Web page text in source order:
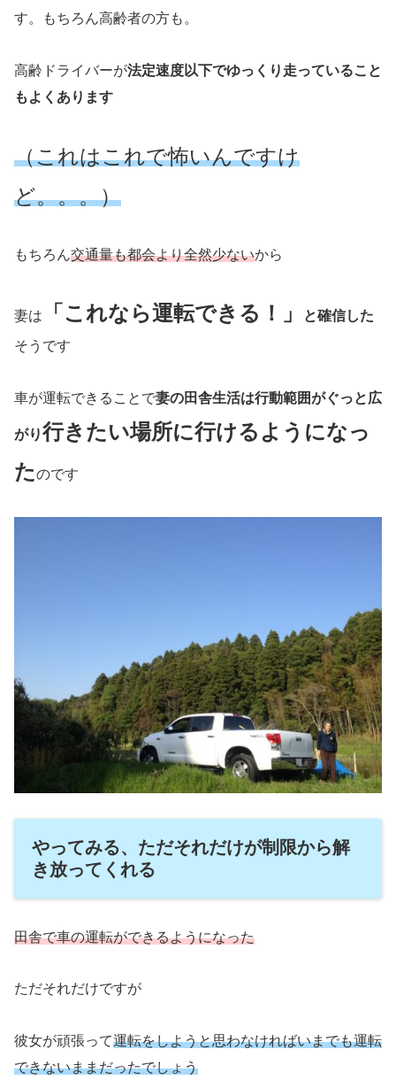
す。もちろん高齢者の方も。
高齢ドライバーが法定速度以下でゆっくり走っていること
もよくあります
（これはこれで怖いんですけ
ど。。。）
もちろん交通量も都会より全然少ないから
妻は 「これなら運転できる！」
と確信した
そうです
車が運転できることで妻の田舎生活は行動範囲がぐっと広
がり行きたい場所に行けるようになっ
たのです
やってみる、ただそれだけが制限から解
き放ってくれる
田舎で車の運転ができるようになった
ただそれだけですが
彼女が頑張って運転をしようと思わなければいまでも運転
できないままだったでしょう